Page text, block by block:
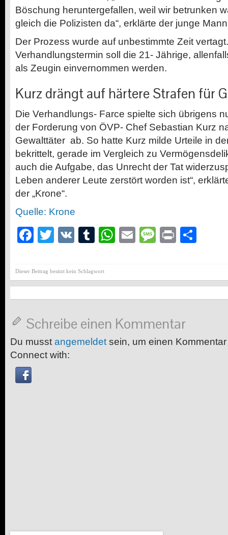
Böschung heruntergefallen, weil wir betrunken
gleich die Polizisten da“, erklärte der junge
Der Prozess wurde auf unbestimmte Zeit
Verhandlungstermin soll die 21- Jährige,
als Zeugin einvernommen werden.
Kurz drängt auf härtere Strafen für
Die Verhandlungs- Farce spielte sich übrigens
der Forderung von ÖVP- Chef Sebastian Kurz
Gewalttäter ab. So hatte Kurz milde Urteile in
bekrittelt, gerade im Vergleich zu
auch die Aufgabe, das Unrecht der Tat
Leben anderer Leute zerstört worden ist“,
der „Krone“.
Quelle: Krone
Facebook
Twitter
VK Tumblr
WhatsApp
EmailMessage
Print
Dieser Beitrag besitzt kein Schlagwort
Schreibe einen Kommentar
Du musst angemeldet sein, um einen
Connect with: